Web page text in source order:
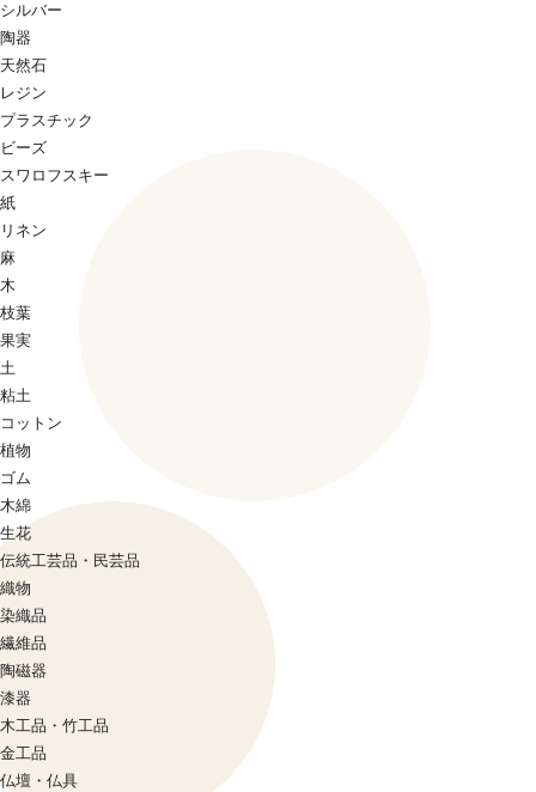
シルバー
陶器
天然石
レジン
プラスチック
ビーズ
スワロフスキー
紙
リネン
麻
木
枝葉
果実
土
粘土
コットン
植物
ゴム
木綿
生花
伝統工芸品・民芸品
織物
染織品
繊維品
陶磁器
漆器
木工品・竹工品
金工品
仏壇・仏具